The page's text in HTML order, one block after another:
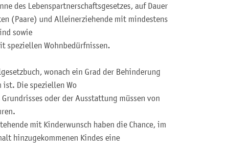
des Lebenspartnerschaftsgesetzes, auf Dauer
(Paare) und Alleinerziehende mit mindestens
sowie
speziellen Wohnbedürfnissen.
wonach ein Grad der Behinderung
Die speziellen Wo
oder der Ausstattung müssen von
mit Kinderwunsch haben die Chance, im
hinzugekommenen Kindes eine